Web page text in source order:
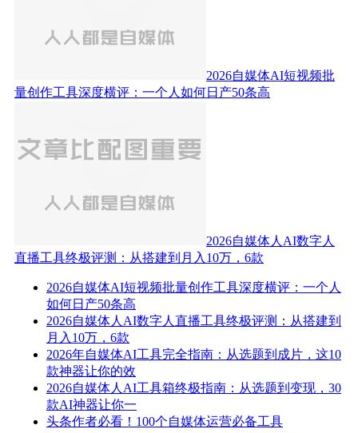
2026自媒体AI短视频批
量创作工具深度横评：一个人如何日产50条高
2026自媒体人AI数字人
直播工具终极评测：从搭建到月入10万，6款
2026自媒体AI短视频批量创作工具深度横评：一个人
如何日产50条高
2026自媒体人AI数字人直播工具终极评测：从搭建到
月入10万，6款
2026年自媒体AI工具完全指南：从选题到成片，这10
款神器让你的效
2026自媒体人AI工具箱终极指南：从选题到变现，30
款AI神器让你一
头条作者必看！100个自媒体运营必备工具